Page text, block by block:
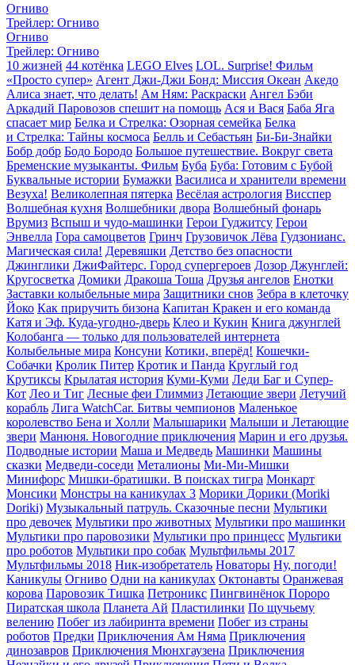
Огниво
Трейлер: Огниво
Огниво
Трейлер: Огниво
10 жизней 44 котёнка LEGO Elves LOL. Surprise! Фильм
«Просто супер» Агент Джи-Джи Бонд: Миссия Океан Акедо
Алиса знает, что делать! Ам Ням: Раскраски Ангел Бэби
Аркадий Паровозов спешит на помощь Ася и Вася Баба Яга
спасает мир Белка и Стрелка: Озорная семейка Белка
и Стрелка: Тайны космоса Белль и Себастьян Би-Би-Знайки
Бобр добр Бодо Бородо Большое путешествие. Вокруг света
Бременские музыканты. Фильм Буба Буба: Готовим с Бубой
Буквальные истории Бумажки Василиса и хранители времени
Везуха! Великолепная пятерка Весёлая астрология Висспер
Волшебная кухня Волшебники двора Волшебный фонарь
Врумиз Вспыш и чудо-машинки Герои Гуджитсу Герои
Энвелла Гора cамоцветов Гринч Грузовичок Лёва Гудзонианс.
Магическая сила! Деревяшки Детство без опасности
Джинглики ДжиФайтерс. Город супергероев Дозор Джунглей:
Кругосветка Домики Дракоша Тоша Друзья ангелов Енотки
Заставки колыбельные мира Защитники снов Зебра в клеточку
Йоко Как приручить бизона Капитан Кракен и его команда
Катя и Эф. Куда-угодно-дверь Клео и Кукин Книга джунглей
Колобанга — только для пользователей интернета
Колыбельные мира Консуни Котики, вперёд! Кошечки-
Собачки Кролик Питер Кротик и Панда Круглый год
Крутиксы Крылатая история Куми-Куми Леди Баг и Супер-
Кот Лео и Тиг Лесные феи Глиммиз Летающие звери Летучий
корабль Лига WatchCar. Битвы чемпионов Маленькое
королевство Бена и Холли Малышарики Малыши и Летающие
звери Манюня. Новогодние приключения Марин и его друзья.
Подводные истории Маша и Медведь Машинки Машины
сказки Медведи-соседи Металионы Ми-Ми-Мишки
Минифорс Мишки-братишки. В поисках тигра Монкарт
Монсики Монстры на каникулах 3 Морики Дорики (Moriki
Doriki) Музыкальный патруль. Сказочные песни Мультики
про девочек Мультики про животных Мультики про машинки
Мультики про паровозики Мультики про принцесс Мультики
про роботов Мультики про собак Мультфильмы 2017
Мультфильмы 2018 Ник-изобретатель Новаторы Ну, погоди!
Каникулы Огниво Одни на каникулах Октонавты Оранжевая
корова Паровозик Тишка Петроникс Пингвинёнок Пороро
Пиратская школа Планета Aй Пластилинки По щучьему
велению Побег из лабиринта времени Побег из страны
роботов Предки Приключения Ам Няма Приключения
динозавров Приключения Мюнхгаузена Приключения